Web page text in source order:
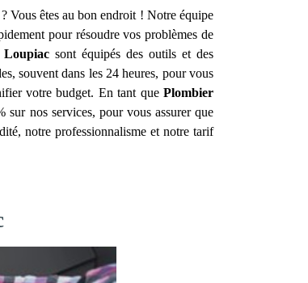
Vous êtes au bon endroit ! Notre équipe
pour résoudre vos problèmes de
Loupiacsont équipés des outils et des
souvent dans les 24 heures, pour vous
votre budget. En tant que Plombier
sur nos services, pour vous assurer que
notre professionnalisme et notre tarif